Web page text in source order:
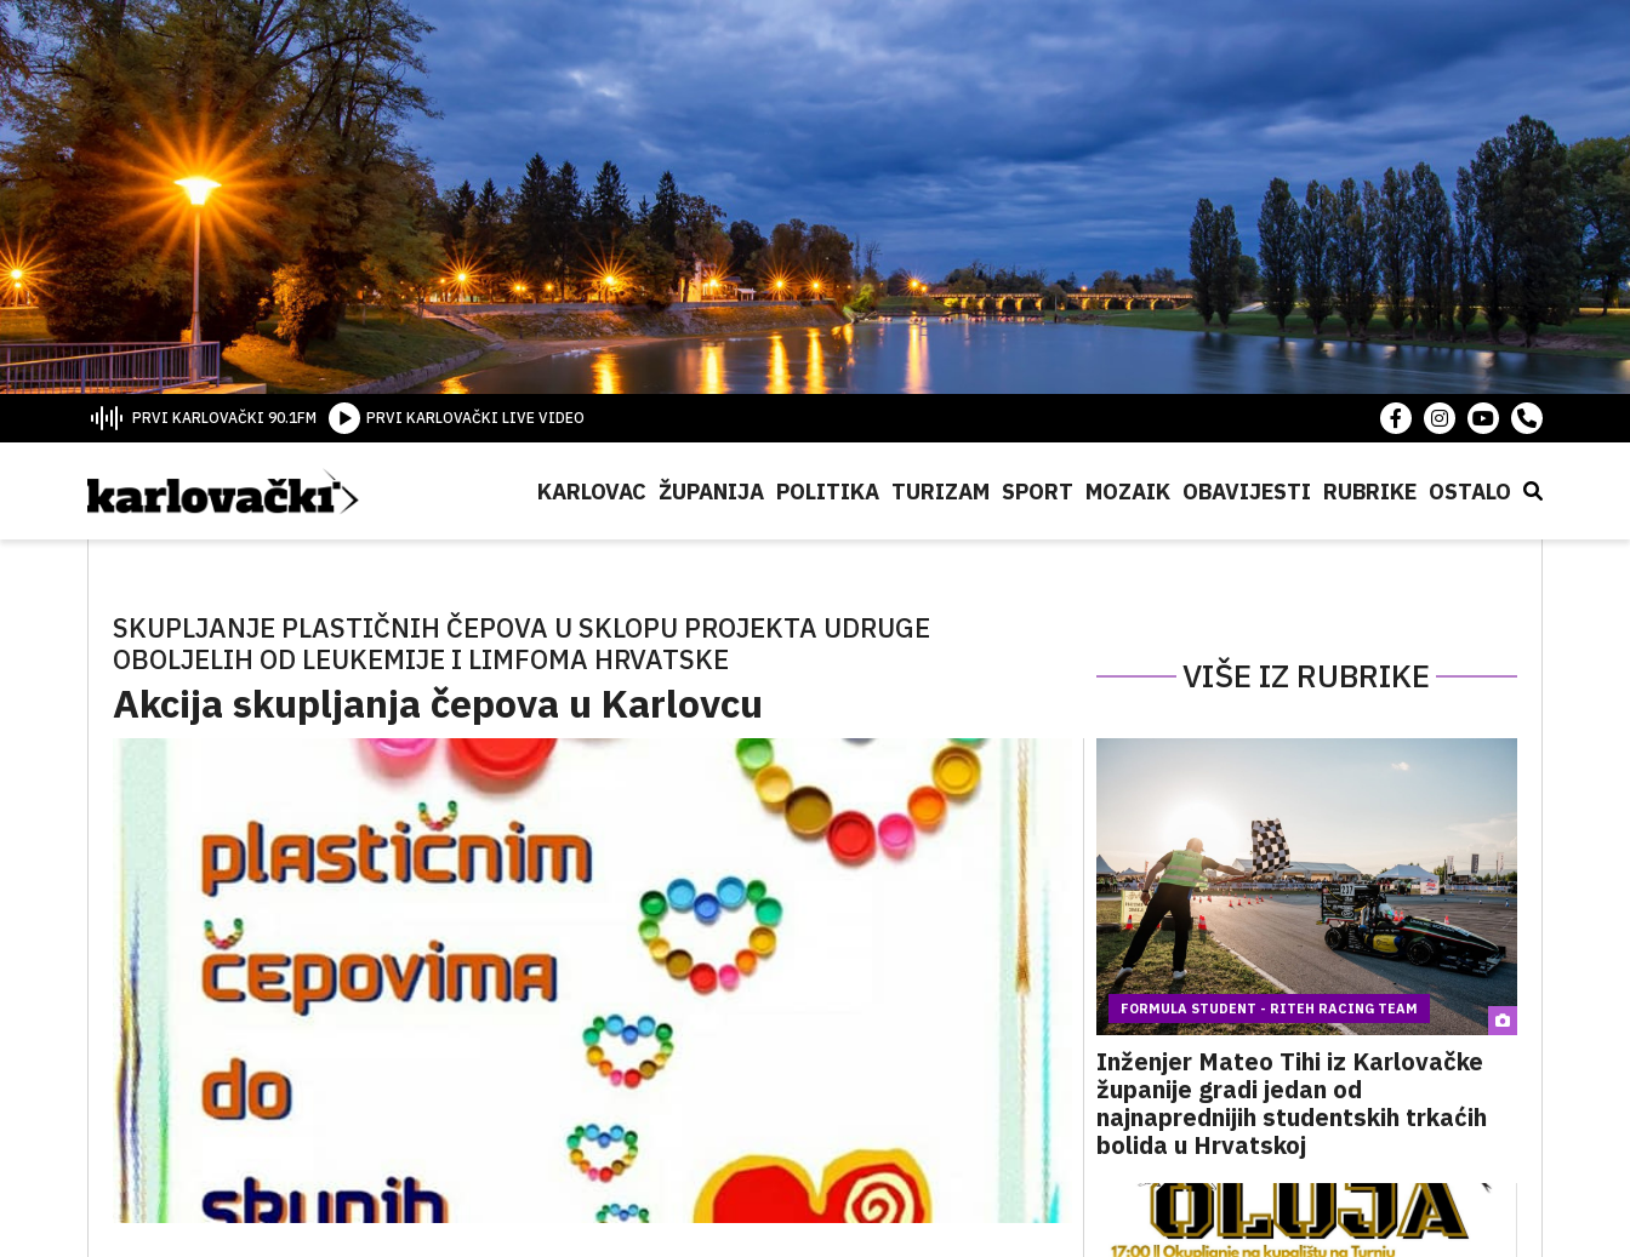
PRVI KARLOVAČKI 90.1FM PRVI KARLOVAČKI LIVE VIDEO
KARLOVAC ŽUPANIJA POLITIKA TURIZAM SPORT MOZAIK OBAVIJESTI RUBRIKE OSTALO
SKUPLJANJE PLASTIČNIH ČEPOVA U SKLOPU PROJEKTA UDRUGE
OBOLJELIH OD LEUKEMIJE I LIMFOMA HRVATSKE
Akcija skupljanja čepova u Karlovcu
VIŠE IZ RUBRIKE
FORMULA STUDENT - RITEH RACING TEAM
Inženjer Mateo Tihi iz Karlovačke
županije gradi jedan od
najnaprednijih studentskih trkaćih
bolida u Hrvatskoj